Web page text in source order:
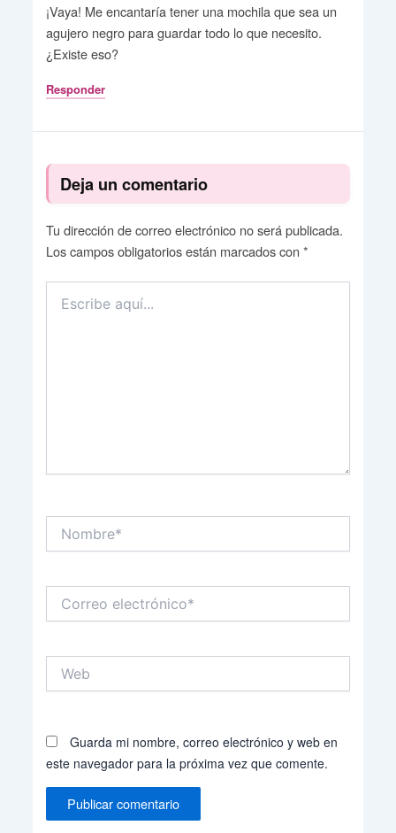
¡Vaya! Me encantaría tener una mochila que sea un
agujero negro para guardar todo lo que necesito.
¿Existe eso?
Responder
Deja un comentario
Tu dirección de correo electrónico no será publicada.
Los campos obligatorios están marcados con *
aquí...
electrónico*
Guarda mi nombre, correo electrónico y web en
este navegador para la próxima vez que comente.